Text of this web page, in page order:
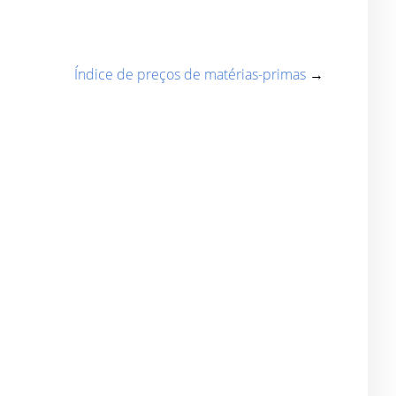
Índice de preços de matérias-primas →